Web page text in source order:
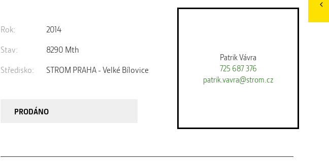
Rok:
2014
Stav:
8290 Mth
Středisko:
STROM PRAHA - Velké Bílovice
PRODÁNO
Patrik Vávra
725 687 376
patrik.vavra@strom.cz